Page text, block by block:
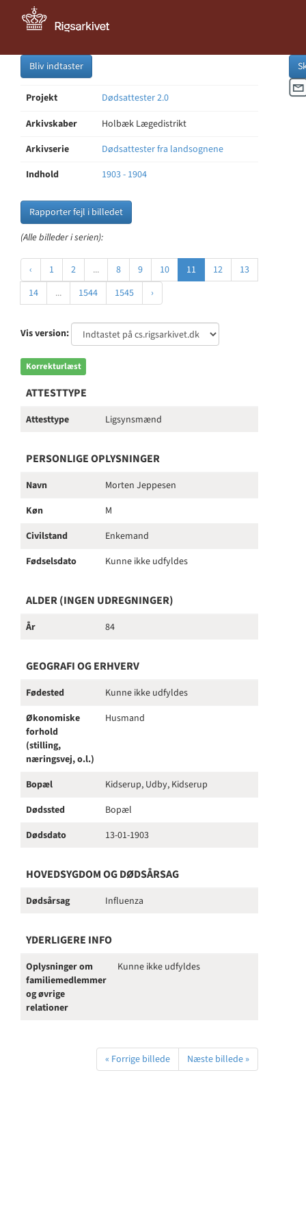
Bliv indtaster
Projekt
Dødsattester 2.0
Arkivskaber
Holbæk Lægedistrikt
Arkivserie
Dødsattester fra landsognene
Indhold
1903 - 1904
Rapporter fejl i billedet
(Alle billeder i serien):
‹ 1 2 ... 8 9 10 11 12
13
14
... 1544 1545 ›
Vis version:
Korrekturlæst
ATTESTTYPE
Attesttype Ligsynsmænd
PERSONLIGE OPLYSNINGER
Navn
Morten Jeppesen
Køn
M
Civilstand
Enkemand
Fødselsdato
Kunne ikke udfyldes
ALDER (INGEN UDREGNINGER)
År 84
GEOGRAFI OG ERHVERV
Fødested
Kunne ikke udfyldes
Økonomiske
forhold
(stilling,
næringsvej, o.l.)
Husmand
Bopæl
Kidserup, Udby, Kidserup
Dødssted
Bopæl
Dødsdato
13-01-1903
HOVEDSYGDOM OG DØDSÅRSAG
Dødsårsag Influenza
YDERLIGERE INFO
Oplysninger om
familiemedlemmer
og øvrige
relationer
Kunne ikke udfyldes
« Forrige billede Næste billede »